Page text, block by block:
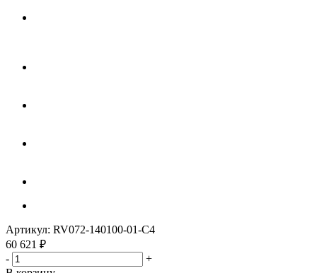
Артикул: RV072-140100-01-C4
60 621 ₽
-
+